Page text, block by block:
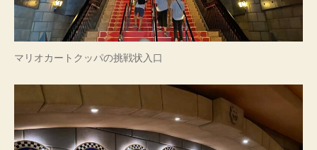
マリオカートクッパの挑戦状入口